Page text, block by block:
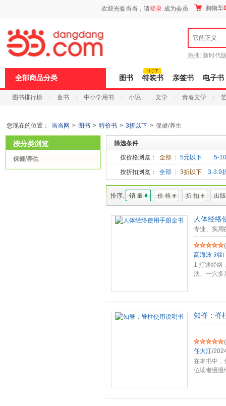
欢迎光临当当，请登录 成为会员 购物车
它的正义
热搜: 新时代
全部商品分类 图书 特装书 亲签书 电子书
图书排行榜 童书 中小学用书 小说 文学 青春文学
您现在的位置：
当当网 > 图书 > 特价书 > 3折以下 > 保健/养生
按分类浏览
保健/养生
筛选条件
按价格浏览：
全部 5元以下 5-
按折扣浏览： 全部 3折以下 3-3.9
排序: 销 量 价 格 折 扣 出
人体经络
专业、实用
(
高海波 刘红
1.打通经络
法、一穴多
知脊：脊
(
任大江/
在本书中，
位读者慢慢
页